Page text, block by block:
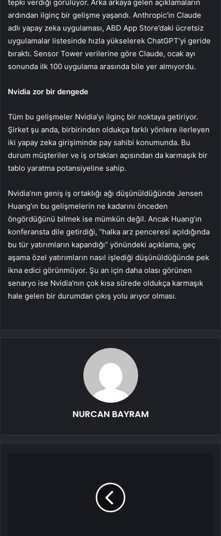
tepki verdiği görülüyor. Arka arkaya gelen açıklamaların
ardından ilginç bir gelişme yaşandı. Anthropic’in Claude
adlı yapay zeka uygulaması, ABD App Store’daki ücretsiz
uygulamalar listesinde hızla yükselerek ChatGPT’yi geride
bıraktı. Sensor Tower verilerine göre Claude, ocak ayı
sonunda ilk 100 uygulama arasında bile yer almıyordu.
Nvidia zor bir dengede
Tüm bu gelişmeler Nvidia’yı ilginç bir noktaya getiriyor.
Şirket şu anda, birbirinden oldukça farklı yönlere ilerleyen
iki yapay zeka girişiminde pay sahibi konumunda. Bu
durum müşteriler ve iş ortakları açısından da karmaşık bir
tablo yaratma potansiyeline sahip.
Nvidia’nın geniş iş ortaklığı ağı düşünüldüğünde Jensen
Huang’ın bu gelişmelerin ne kadarını önceden
öngördüğünü bilmek ise mümkün değil. Ancak Huang’ın
konferansta dile getirdiği, “halka arz penceresi açıldığında
bu tür yatırımların kapandığı” yönündeki açıklama, geç
aşama özel yatırımların nasıl işlediği düşünüldüğünde pek
ikna edici görünmüyor. Şu an için daha olası görünen
senaryo ise Nvidia’nın çok kısa sürede oldukça karmaşık
hale gelen bir durumdan çıkış yolu arıyor olması.
NURCAN BAYRAM